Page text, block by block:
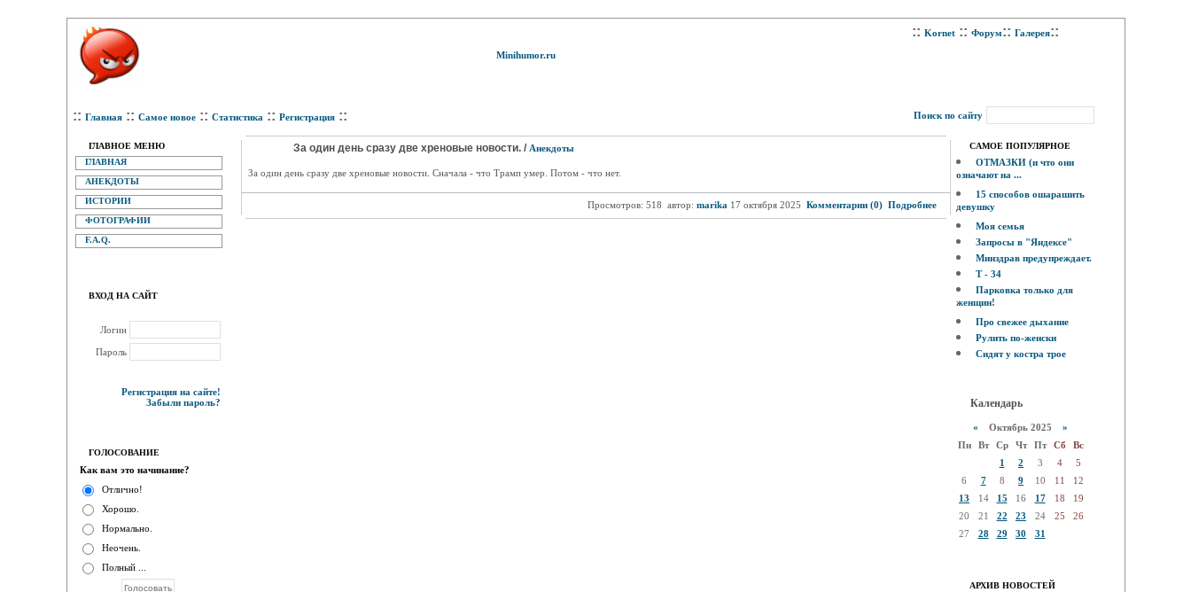
Minihumor.ru
:: Kornet :: Форум:: Галерея::
:: Главная :: Самое новое :: Статистика :: Регистрация :: Поиск по сайту
ГЛАВНОЕ МЕНЮ
ГЛАВНАЯ
АНЕКДОТЫ
ИСТОРИИ
ФОТОГРАФИИ
F.A.Q.
ВХОД НА САЙТ
Логин
Пароль
Регистрация на сайте!
Забыли пароль?
ГОЛОСОВАНИЕ
Как вам это начинание?
Отлично!
Хорошо.
Нормально.
Неочень.
Полный ...
За один день сразу две хреновые новости. / Анекдоты
За один день сразу две хреновые новости. Сначала - что Трамп умер. Потом - что нет.
Просмотров: 518 автор: marika 17 октября 2025 Комментарии (0) Подробнее
САМОЕ ПОПУЛЯРНОЕ
ОТМАЗКИ (и что они
означают на ...
15 способов ошарашить
девушку
Моя семья
Запросы в "Яндексе"
Минздрав предупреждает.
Т - 34
Парковка только для
женщин!
Про свежее дыхание
Рулить по-женски
Сидят у костра трое
Календарь
« Октябрь 2025 »
Пн
Вт Ср Чт Пт Сб
Вс
1
2 3 4
5
6
7 8 9 10 11
12
13
14 15 16 17 18
19
20
21 22 23 24 25
26
27
28 29 30 31
АРХИВ НОВОСТЕЙ